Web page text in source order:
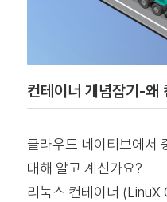
컨테이너 개념잡기-왜
클라우드 네이티브에서
대해 알고 계신가요?
리눅스 컨테이너